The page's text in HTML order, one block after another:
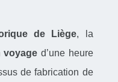
de Liège, la
voyage d’une heure
de fabrication de